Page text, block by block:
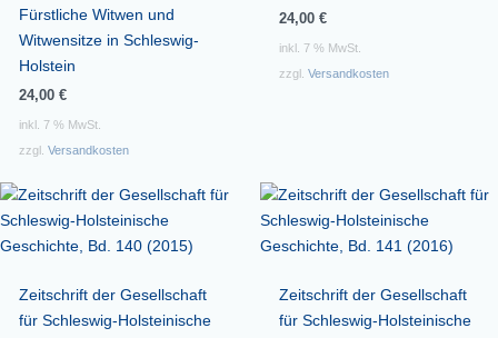
Fürstliche Witwen und
Witwensitze in Schleswig-
Holstein
24,00 €
inkl. 7 % MwSt.
zzgl. Versandkosten
24,00 €
inkl. 7 % MwSt.
zzgl. Versandkosten
Zeitschrift der Gesellschaft
für Schleswig-Holsteinische
Zeitschrift der Gesellschaft
für Schleswig-Holsteinische